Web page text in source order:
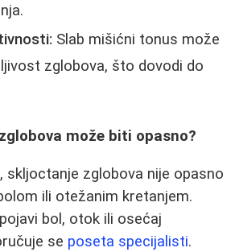
Slab mišićni tonus može
zglobova, što dovodi do
može biti opasno?
skljoctanje zglobova nije opasno
ili otežanim kretanjem.
bol, otok ili osećaj
se poseta specijalisti.